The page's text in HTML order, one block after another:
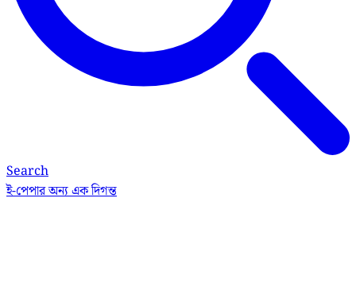
Search
ই-পেপারঅন্য এক দিগন্ত